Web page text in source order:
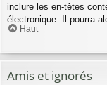
inclure les en-têtes
électronique. Il pourra
Haut
Amis et ignorés